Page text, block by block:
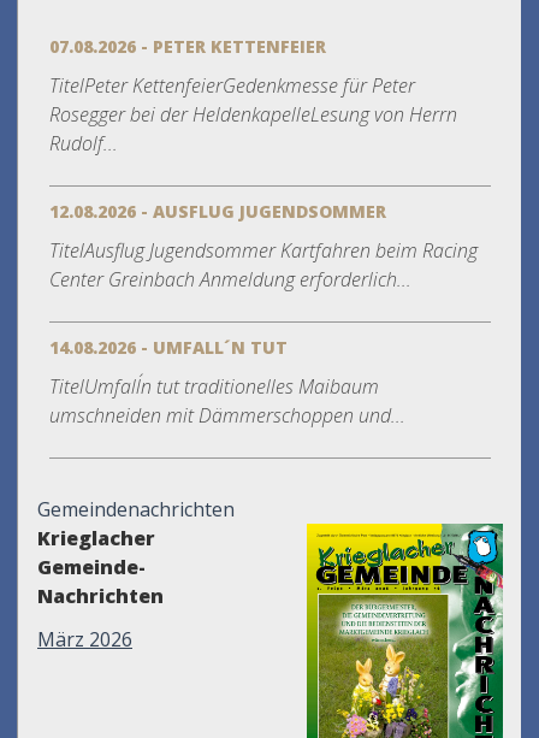
07.08.2026 - PETER KETTENFEIER
TitelPeter KettenfeierGedenkmesse für Peter
Rosegger bei der HeldenkapelleLesung von Herrn
Rudolf...
12.08.2026 - AUSFLUG JUGENDSOMMER
TitelAusflug Jugendsommer Kartfahren beim Racing
Center Greinbach Anmeldung erforderlich...
14.08.2026 - UMFALL´N TUT
TitelUmfall´n tut traditionelles Maibaum
umschneiden mit Dämmerschoppen und...
Gemeindenachrichten
Krieglacher
Gemeinde-
Nachrichten
März 2026